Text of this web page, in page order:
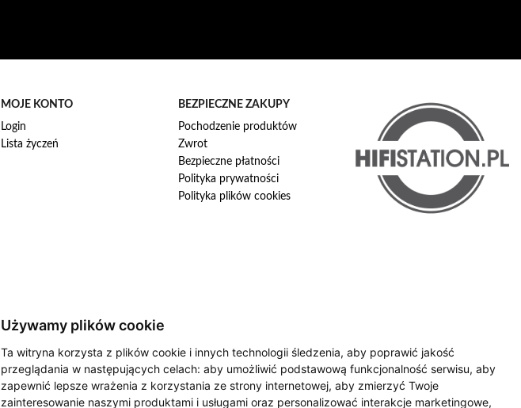
Używamy plików cookie
Ta witryna korzysta z plików cookie i innych technologii śledzenia, aby poprawić jakość
przeglądania w następujących celach: aby umożliwić podstawową funkcjonalność serwisu, aby
zapewnić lepsze wrażenia z korzystania ze strony internetowej, aby zmierzyć Twoje
zainteresowanie naszymi produktami i usługami oraz personalizować interakcje marketingowe,
MOJE KONTO
Login
Lista życzeń
BEZPIECZNE ZAKUPY
Pochodzenie produktów
Zwrot
Bezpieczne płatności
Polityka prywatności
Polityka plików cookies